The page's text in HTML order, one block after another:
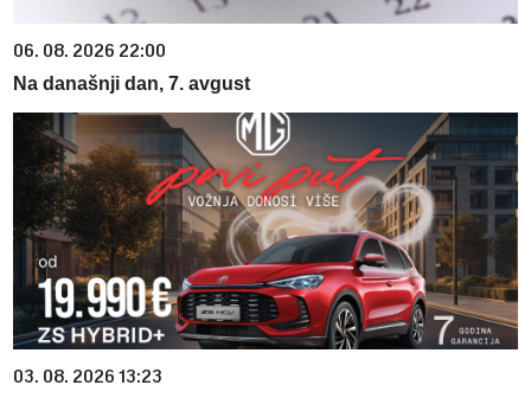
06. 08. 2026 22:00
Na današnji dan, 7. avgust
03. 08. 2026 13:23